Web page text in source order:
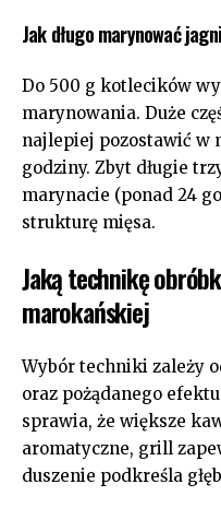
Jak długo marynować
Do 500 g kotlecików
marynowania. Duże
najlepiej pozostawić w
godziny. Zbyt długie
marynacie (ponad 24
strukturę mięsa.
Jaką technikę
marokańskiej
Wybór techniki zależy
oraz pożądanego
sprawia, że większe
aromatyczne, grill
duszenie podkreśla